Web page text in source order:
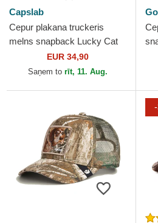
Capslab
Cepur plakana truckeris
melns snapback Lucky Cat
LUC Maneki-Neko no
Capslab
EUR 34,90
Saņem to rīt, 11. Aug.